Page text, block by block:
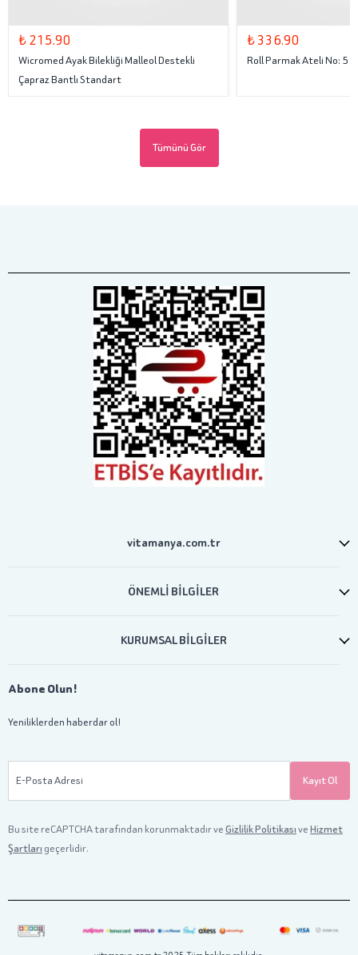
₺ 215.90
Wicromed Ayak Bilekliği Malleol Destekli
Çapraz Bantlı Standart
₺ 336.90
Roll Parmak Ateli No: 5
Tümünü Gör
vitamanya.com.tr
ÖNEMLİ BİLGİLER
KURUMSAL BİLGİLER
Abone Olun!
Yeniliklerden haberdar ol!
E-Posta Adresi Kayıt Ol
Bu site reCAPTCHA tarafından korunmaktadır veGizlilik PolitikasıveHizmet
Şartları geçerlidir.